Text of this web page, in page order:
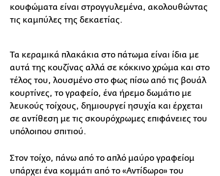
κουφώματα είναι στρογγυλεμένα, ακολουθώντας
τις καμπύλες της δεκαετίας.
Τα κεραμικά πλακάκια στο πάτωμα είναι ίδια με
αυτά της κουζίνας αλλά σε κόκκινο χρώμα και στο
τέλος του, λουσμένο στο φως πίσω από τις βουάλ
κουρτίνες, το γραφείο, ένα ήρεμο δωμάτιο με
λευκούς τοίχους, δημιουργεί ησυχία και έρχεται
σε αντίθεση με τις σκουρόχρωμες επιφάνειες του
υπόλοιπου σπιτιού.
Στον τοίχο, πάνω από το απλό μαύρο γραφείομ
υπάρχει ένα κομμάτι από το «Αντίδωρο» του